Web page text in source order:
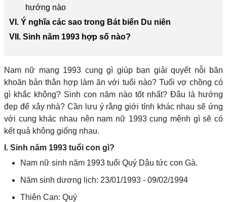
hướng nào
VI. Ý nghĩa các sao trong Bát biến Du niên
VII. Sinh năm 1993 hợp số nào?
Nam nữ mạng 1993 cung gì giúp bạn giải quyết nỗi băn
khoăn bản thân hợp làm ăn với tuổi nào? Tuổi vợ chồng có
gì khắc không? Sinh con năm nào tốt nhất? Đâu là hướng
đẹp để xây nhà? Cần lưu ý rằng giới tính khác nhau sẽ ứng
với cung khác nhau nên nam nữ 1993 cung mệnh gì sẽ có
kết quả không giống nhau.
I. Sinh năm 1993 tuổi con gì?
Nam nữ sinh năm 1993 tuổi Quý Dậu tức con Gà.
Năm sinh dương lịch: 23/01/1993 - 09/02/1994
Thiên Can: Quý